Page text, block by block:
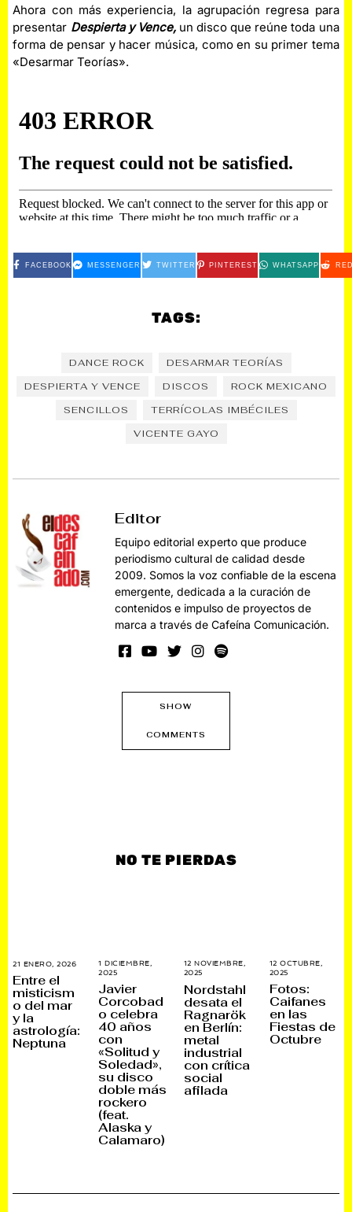
Ahora con más experiencia, la agrupación regresa para
presentar Despierta y Vence,un disco que reúne toda una
forma de pensar y hacer música, como en su primer tema
«Desarmar Teorías».
FACEBOOK MESSENGER TWITTER PINTEREST WHATSAPP
TAGS:
DANCE ROCK
DESARMAR TEORÍAS
DESPIERTA Y VENCE
DISCOS
ROCK MEXICANO
SENCILLOS
TERRÍCOLAS IMBÉCILES
VICENTE GAYO
Editor
Equipo editorial experto que produce
periodismo cultural de calidad desde
2009. Somos la voz confiable de la escena
emergente, dedicada a la curación de
contenidos e impulso de proyectos de
marca a través de Cafeína Comunicación.
SHOW
COMMENTS
NO TE PIERDAS
21 ENERO, 2026
,
Entre el
misticism
o del mar
y la
astrología:
Neptuna
1 DICIEMBRE,
2025
I
C
I
E
M
B
R
E
,
2
0
2
5
Javier
Corcobad
o celebra
40 años
con
«Solitud y
Soledad»,
su disco
doble más
rockero
(feat.
Alaska y
Calamaro)
12 NOVIEMBRE,
2025
N
O
V
I
E
M
R
E
,
0
Nordstahl
desata el
Ragnarök
en Berlín:
metal
industrial
con crítica
social
afilada
12 OCTUBRE,
2025
O
C
T
U
B
R
Fotos:
Caifanes
en las
Fiestas de
Octubre